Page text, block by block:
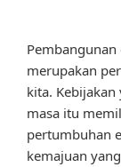
merupakan
kita.
masa itu
pertumbuhan
kemajuan